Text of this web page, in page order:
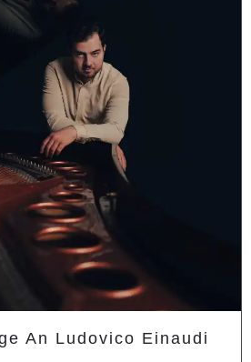
An Ludovico Einaudi